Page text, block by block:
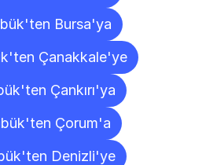
Bursa'ya
Çanakkale'ye
Çankırı'ya
Çorum'a
Denizli'ye